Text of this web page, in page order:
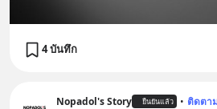
4 บันทึก
Nopadol's Story ยืนยันแล้ว • ติดตา